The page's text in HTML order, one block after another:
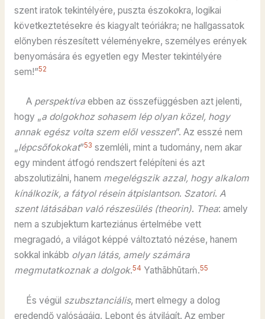
szent iratok tekintélyére, puszta észokokra, logikai
következtetésekre és kiagyalt teóriákra; ne hallgassatok
előnyben részesített véleményekre, személyes erények
benyomására és egyetlen egy Mester tekintélyére
sem!”52
A perspektívaebben az összefüggésben azt jelenti,
hogy „a dolgokhoz sohasem lép olyan közel, hogy
annak egész volta szem elől vesszen”. Az esszé nem
„lépcsőfokokat”53 szemléli, mint a tudomány, nem akar
egy mindent átfogó rendszert felépíteni és azt
abszolutizálni, hanem megelégszik azzal, hogy alkalom
kínálkozik, a fátyol résein átpislantson. Szatori. A
szent látásában való részesülés (theorin). Thea: amely
nem a szubjektum karteziánus értelmébe vett
megragadó, a világot képpé változtató nézése, hanem
sokkal inkább olyan látás, amely számára
megmutatkoznak a dolgok.54 Yathābhūtaḿ.55
És végül szubsztanciális, mert elmegy a dolog
eredendő valóságáig. Lebont és átvilágít. Az ember